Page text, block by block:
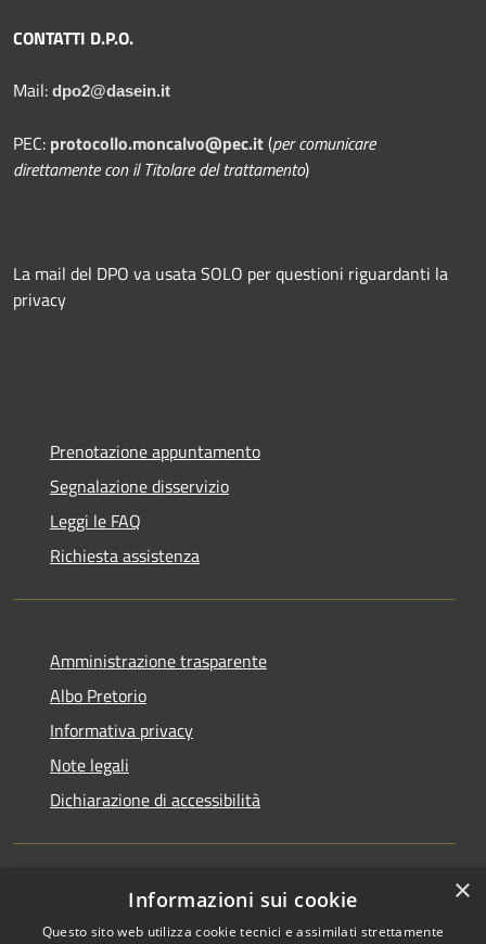
CONTATTI D.P.O.
Mail: dpo2@dasein.it
PEC: protocollo.moncalvo@pec.it(per comunicare
direttamente con il Titolare del trattamento)
La mail del DPO va usata SOLO per questioni riguardanti la
privacy
Prenotazione appuntamento
Segnalazione disservizio
Leggi le FAQ
Richiesta assistenza
Amministrazione trasparente
Albo Pretorio
Informativa privacy
Note legali
Dichiarazione di accessibilità
Accessibilità
Comune convenzionato
Astigov
×
Informazioni sui cookie
Questo sito web utilizza cookie tecnici e assimilati strettamente